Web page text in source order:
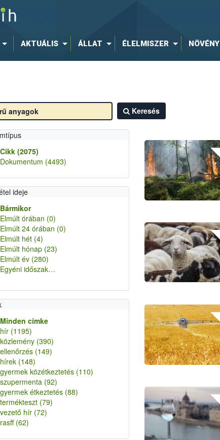
AKTUÁLIS ÁLLAT ÉLELMISZER NÖVÉNY
Keresés
Cikk (2075)
Dokumentum (4493)
ideje
Bármikor
Elmúlt órában (0)
Elmúlt 24 órában (0)
Elmúlt hét (4)
Elmúlt hónap (23)
Elmúlt év (280)
Egyéni időszak…
Minden címke
hír (1195)
közlemény (390)
ellenőrzés (149)
hírek (148)
gyermek közétkeztetés (110)
szupermenta (92)
gyermek étkeztetés (88)
termékteszt (79)
vezető hír (72)
rasff (62)